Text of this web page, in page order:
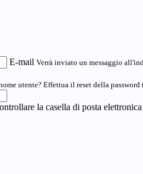
E-mail Verrà inviato un messaggio
utente? Effettua il reset della password
la casella di posta